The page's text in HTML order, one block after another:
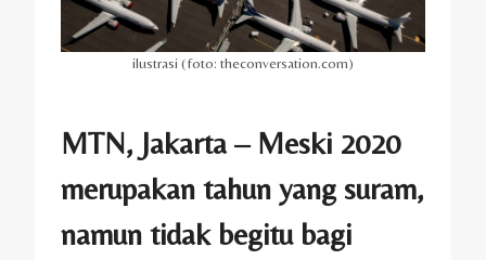
ilustrasi (foto: theconversation.com)
MTN, Jakarta – Meski 2020
merupakan tahun yang suram,
namun tidak begitu bagi